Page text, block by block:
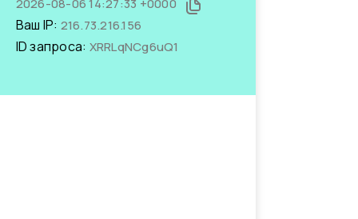
2026-08-06 14:27:33 +0000
Ваш IP: 216.73.216.156
ID запроса: XRRLqNCg6uQ1